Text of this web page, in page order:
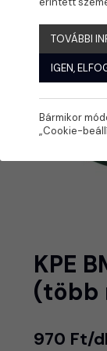
KPE
(több
970 Ft/
TOVÁBBI
IGEN,
Bármikor
„Cookie-